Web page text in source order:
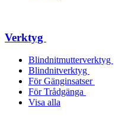
Verktyg
Blindnitmutterverktyg
Blindnitverktyg
För Gänginsatser
För Trådgänga
Visa alla